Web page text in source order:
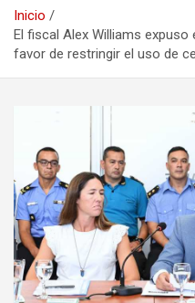
Inicio
El fiscal Alex Williams
favor de restringir el uso de